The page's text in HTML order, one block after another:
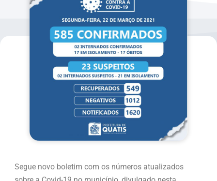
Segue novo boletim com os números atualizados